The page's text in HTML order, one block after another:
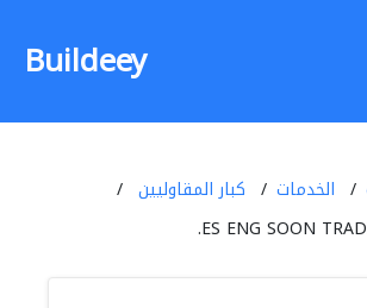
Buildeey
الخدمات
كبار المقاوليين
ES ENG SOON